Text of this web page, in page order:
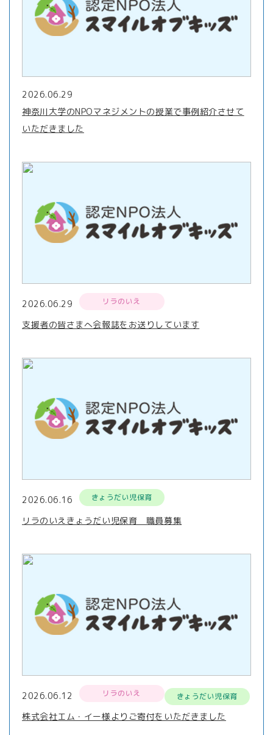
2026.06.29
神奈川大学のNPOマネジメントの授業で事例紹介させて
いただきました
2026.06.29 リラのいえ
支援者の皆さまへ会報誌をお送りしています
2026.06.16 きょうだい児保育
リラのいえきょうだい児保育 職員募集
2026.06.12 リラのいえ きょうだい児保育
株式会社エム・イー様よりご寄付をいただきました